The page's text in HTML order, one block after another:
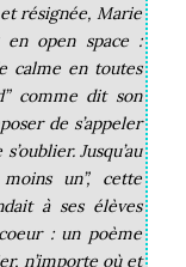
résignée, Marie
open space :
calme en toutes
comme dit son
de s’appeler
Jusqu’au
un”, cette
à ses élèves
: un poème
n’importe où et